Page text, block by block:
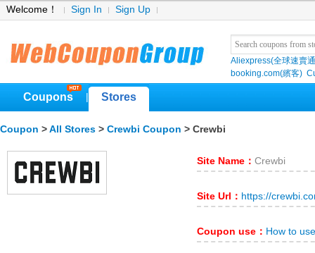
Welcome！ Sign In Sign Up
Aliexpress(全球速賣
booking.com(繽客)
Coupons Stores
Coupon > All Stores > Crewbi Coupon > Crewbi
Site Name： Crewbi
Site Url： https://
Coupon use： How to